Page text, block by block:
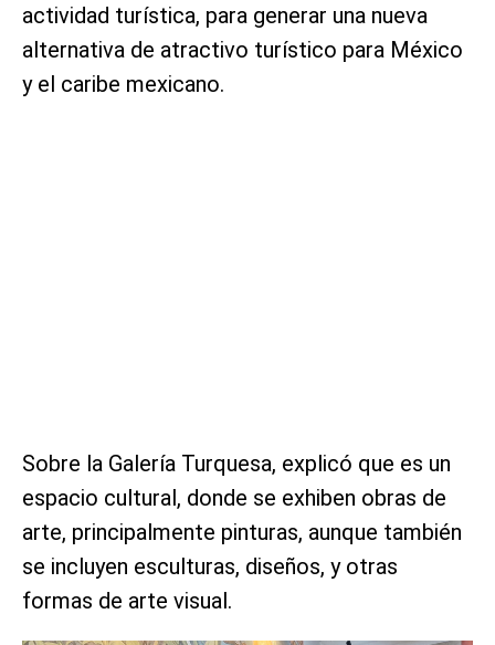
actividad turística, para generar una nueva
alternativa de atractivo turístico para México
y el caribe mexicano.
Sobre la Galería Turquesa, explicó que es un
espacio cultural, donde se exhiben obras de
arte, principalmente pinturas, aunque también
se incluyen esculturas, diseños, y otras
formas de arte visual.